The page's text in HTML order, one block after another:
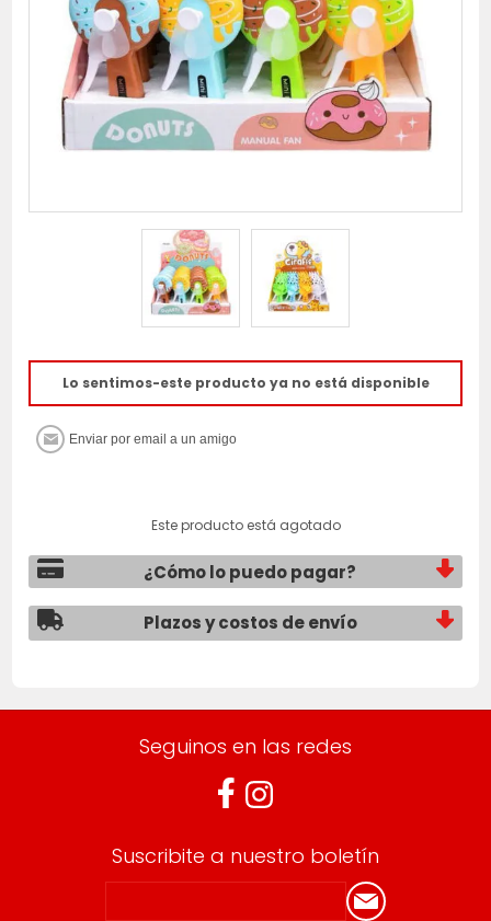
Lo sentimos-este producto ya no está disponible
Este producto está agotado
¿Cómo lo puedo pagar?
Plazos y costos de envío
Seguinos en las redes
Suscribite a nuestro boletín